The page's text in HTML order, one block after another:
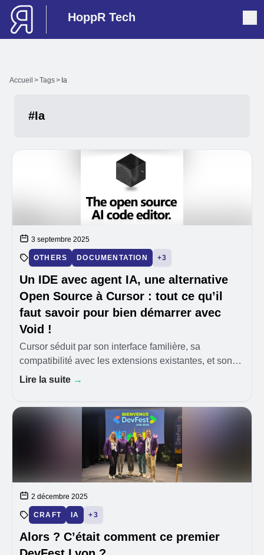
HoppR Tech
Accueil >Tags> Ia
#Ia
Articles avec ce tag
3 septembre 2025
OTHERS DOCUMENTATION +3
Un IDE avec agent IA, une alternative
Open Source à Cursor : tout ce qu’il
faut savoir pour bien démarrer avec
Void !
Cursor séduit par son interface familière, sa
compatibilité avec les extensions existantes, et son
intégration poussée avec des modèles comme GPT-4
Lire la suite →
2 décembre 2025
CRAFT IA +3
Alors ? C’était comment ce premier